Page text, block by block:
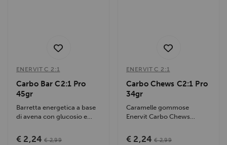
ENERVIT C 2:1
Carbo Bar C2:1 Pro
45gr
Barretta energetica a base
di avena con glucosio e
di...
€ 2,24 € 2,99
ENERVIT C 2:1
Carbo Chews C2:1 Pro
34gr
Caramelle gommose
Enervit Carbo Chews
e vitamina B1, 30g di...
€ 2,24 € 2,99